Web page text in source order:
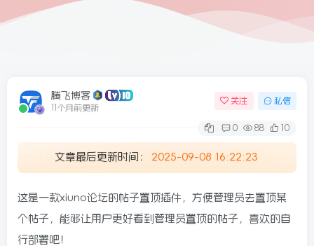
腾飞博客
11个月前更新
关注 私信
0 88 10
文章最后更新时间： 2025-09-08 16:22:23
这是一款xiuno论坛的帖子置顶插件，方便管理员去置顶某
个帖子，能够让用户更好看到管理员置顶的帖子，喜欢的自
行部署吧！